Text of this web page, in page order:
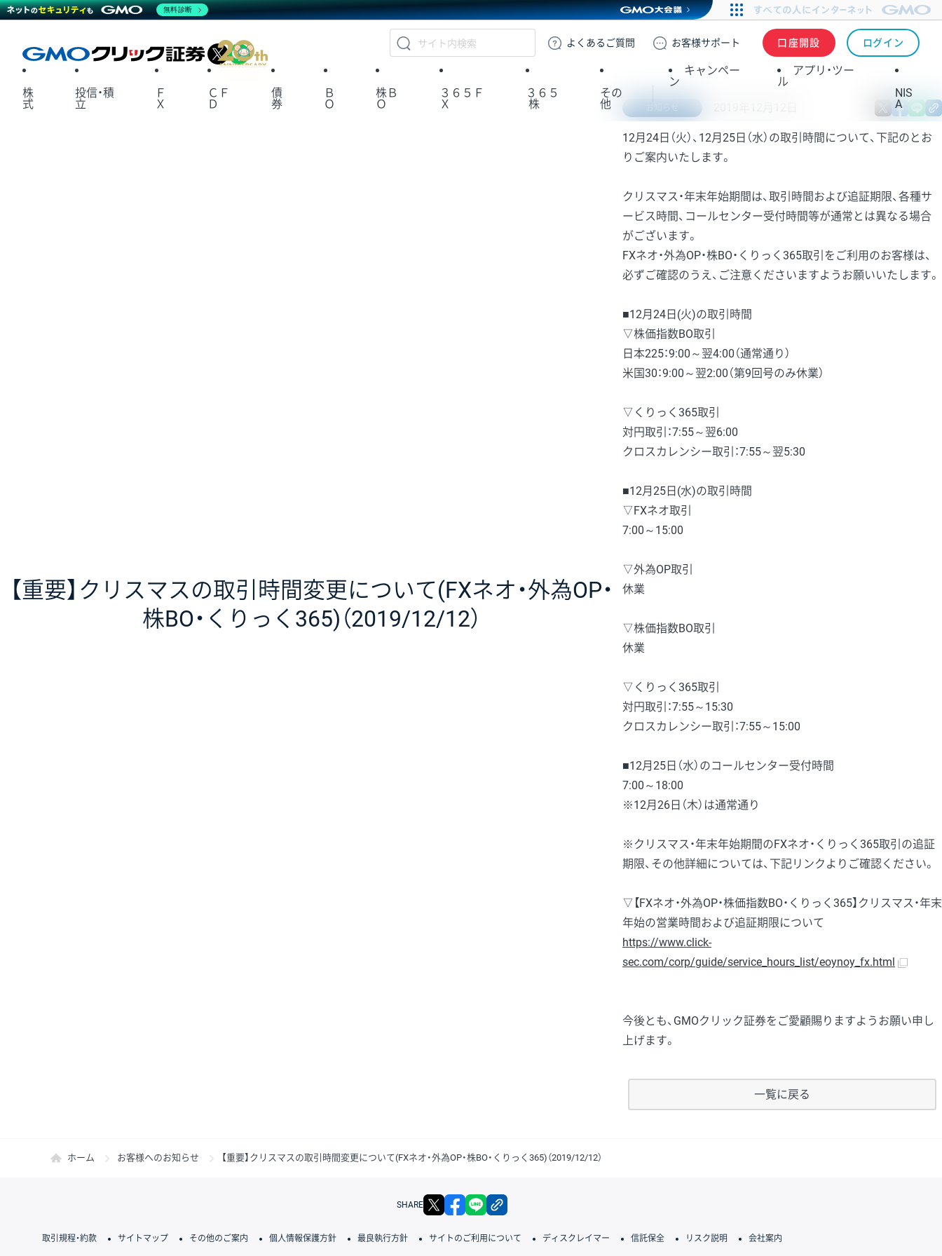
GMOクリック証券
よくある ご質問 お客様サポート 口座開設 ログイン
X
株
式
投信・積
立
Ｆ
Ｘ
ＣＦ
Ｄ
債
券
Ｂ
Ｏ
株Ｂ
Ｏ
３６５Ｆ
Ｘ
３６５
株
その
他
キャンペー
ン
アプリ・ツー
ル
NIS
A
【重要】クリスマスの取引時間変更について(FXネオ・外為OP・
株BO・くりっく365)（2019/12/12）
X
12月24日（火）、12月25日（水）の取引時間について、下記のとお
りご案内いたします。
クリスマス・年末年始期間は、取引時間および追証期限、各種サ
ービス時間、コールセンター受付時間等が通常とは異なる場合
がございます。
FXネオ・外為OP・株BO・くりっく365取引をご利用のお客様は、
必ずご確認のうえ、ご注意くださいますようお願いいたします。
■12月24日(火)の取引時間
▽株価指数BO取引
日本225：9:00～翌4:00（通常通り）
米国30：9:00～翌2:00（第9回号のみ休業）
▽くりっく365取引
対円取引：7:55～翌6:00
クロスカレンシー取引：7:55～翌5:30
■12月25日(水)の取引時間
▽FXネオ取引
7:00～15:00
▽外為OP取引
休業
▽株価指数BO取引
休業
▽くりっく365取引
対円取引：7:55～15:30
クロスカレンシー取引：7:55～15:00
■12月25日（水）のコールセンター受付時間
7:00～18:00
※12月26日（木）は通常通り
※クリスマス・年末年始期間のFXネオ・くりっく365取引の追証
期限、その他詳細については、下記リンクよりご確認ください。
▽【FXネオ・外為OP・株価指数BO・くりっく365】クリスマス・年末
年始の営業時間および追証期限について
https://www.click-
sec.com/corp/guide/service_hours_list/eoynoy_fx.html
今後とも、GMOクリック証券をご愛顧賜りますようお願い申し
上げます。
一覧に戻る
ホーム お客様へのお知らせ 【重要】クリスマスの取引時間変更について(FXネオ・外為OP・株BO・くりっく365)（2019/12/12）
SHARE X facebook
取引規程・約款 サイトマップ その他のご案内 個人情報保護方針 最良執行方針 サイトのご利用について ディスクレイマー 信託保全 リスク説明 会社案内
無料診断